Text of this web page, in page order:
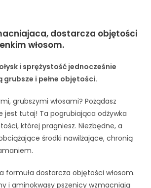
dostarcza objętości
włosom.
i sprężystość jednocześnie
grubsze i pełne objętości.
grubszymi włosami? Pożądasz
jest tutaj! Ta pogrubiająca odżywka
której pragniesz. Niezbędne, a
środki nawilżające, chronią
formuła dostarcza objętości włosom.
i aminokwasy pszenicy wzmacniają